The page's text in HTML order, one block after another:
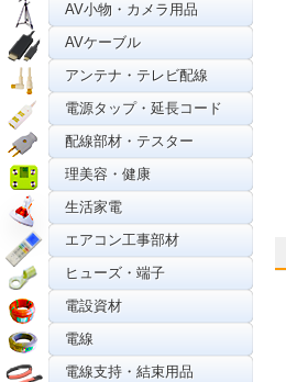
AV小物・カメラ用品
AVケーブル
アンテナ・テレビ配線
電源タップ・延長コード
配線部材・テスター
理美容・健康
生活家電
エアコン工事部材
ヒューズ・端子
電設資材
電線
電線支持・結束用品